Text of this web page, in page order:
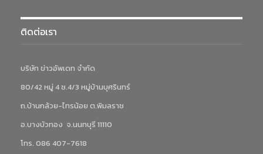
ติดต่อเรา
บริษัท ข่าวอัพเดท จำกัด
80/42 หมู่ 4 ซ.4/3 หมู่บ้านบุศรินทร์
ถ.บ้านกล้วย-ไทรน้อย ต.พิมลราช
อ.บางบัวทอง จ.นนทบุรี 11110
โทร. 086 407-7618